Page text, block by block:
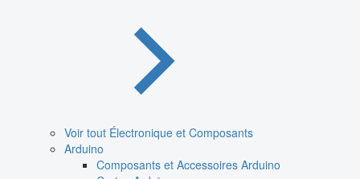
Voir tout Électronique et Composants
Arduino
Composants et Accessoires Arduino